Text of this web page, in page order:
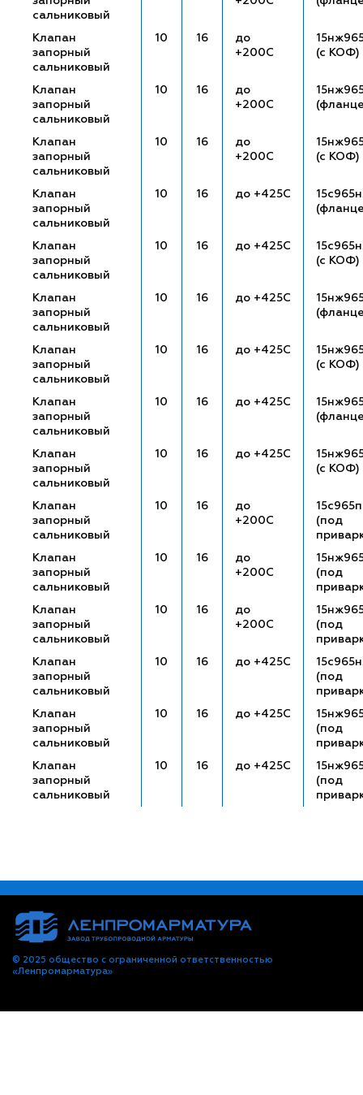
сальниковый
Клапан
запорный
сальниковый
10 16
до
+200С
(с КОФ)
Клапан
запорный
сальниковый
10 16
до
+200С
Клапан
запорный
сальниковый
10 16
до
+200С
(с КОФ)
Клапан
запорный
сальниковый
10 16 до +425С
Клапан
запорный
сальниковый
10 16 до +425С
(с КОФ)
Клапан
запорный
сальниковый
10 16 до +425С
Клапан
запорный
сальниковый
10 16 до +425С
(с КОФ)
Клапан
запорный
сальниковый
10 16 до +425С
Клапан
запорный
сальниковый
10 16 до +425С
(с КОФ)
Клапан
запорный
сальниковый
10 16
до
+200С
(под
Клапан
запорный
сальниковый
10 16
до
+200С
(под
Клапан
запорный
сальниковый
10 16
до
+200С
(под
Клапан
запорный
сальниковый
10 16 до +425С
(под
Клапан
запорный
сальниковый
10 16 до +425С
(под
Клапан
запорный
сальниковый
10 16 до +425С
(под
© 2025 общество с ограниченной ответственностью
«Ленпромарматура»